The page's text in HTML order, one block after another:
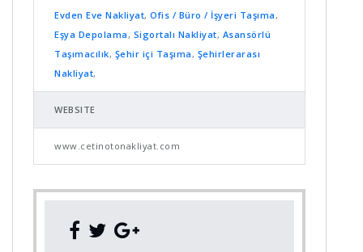
Evden Eve Nakliyat, Ofis / Büro / İşyeri Taşıma,
Eşya Depolama, Sigortalı Nakliyat, Asansörlü
Taşımacılık, Şehir içi Taşıma, Şehirlerarası
Nakliyat,
WEBSITE
www.cetinotonakliyat.com